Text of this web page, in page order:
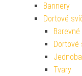
Bannery
Dortové
Dortové
Tvary